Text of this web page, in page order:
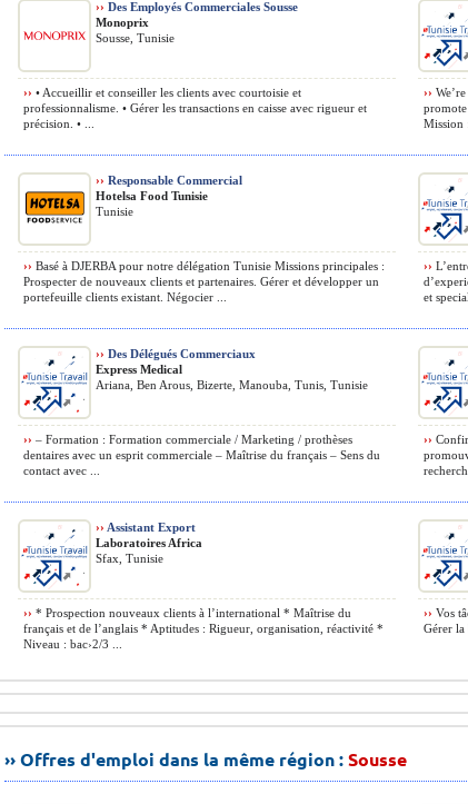
›› Des Employés Commerciales Sousse
Monoprix
Sousse, Tunisie
›› • Accueillir et conseiller les clients avec courtoisie et
professionnalisme. • Gérer les transactions en caisse avec rigueur et
précision. • ...
››
promote
Mission
›› Responsable Commercial
Hotelsa Food Tunisie
Tunisie
›› Basé à DJERBA pour notre délégation Tunisie Missions principales :
Prospecter de nouveaux clients et partenaires. Gérer et développer un
portefeuille clients existant. Négocier ...
››
et
›› Des Délégués Commerciaux
Express Medical
Ariana, Ben Arous, Bizerte, Manouba, Tunis, Tunisie
›› – Formation : Formation commerciale / Marketing / prothèses
dentaires avec un esprit commerciale – Maîtrise du français – Sens du
contact avec ...
››
›› Assistant Export
Laboratoires Africa
Sfax, Tunisie
›› * Prospection nouveaux clients à l’international * Maîtrise du
français et de l’anglais * Aptitudes : Rigueur, organisation, réactivité *
Niveau : bac›2/3 ...
›› Vos
Gérer la
›› Offres d'emploi dans la même région :Sousse